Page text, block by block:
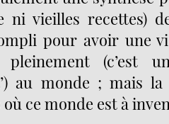
ni vieilles recettes)
pour avoir une
pleinement (c’est
au monde ; mais
ce monde est à